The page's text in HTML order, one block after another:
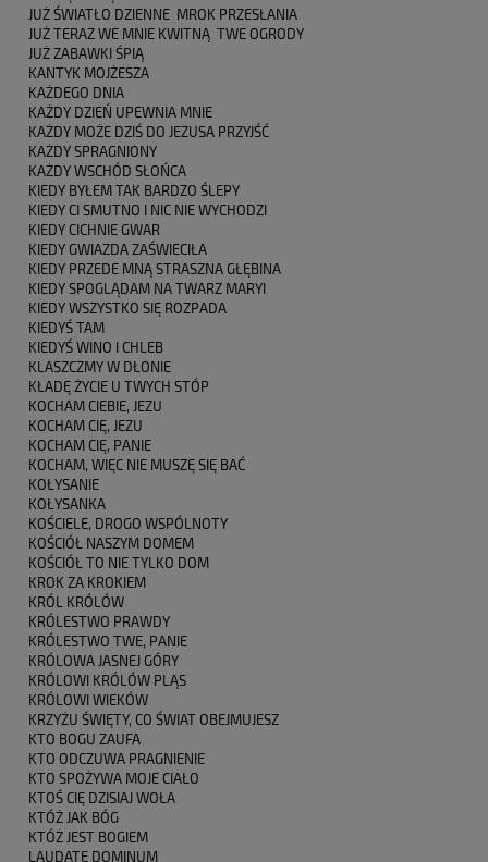
JUŻ ŚWIATŁO DZIENNE MROK PRZESŁANIA
JUŻ TERAZ WE MNIE KWITNĄ TWE OGRODY
JUŻ ZABAWKI ŚPIĄ
KANTYK MOJŻESZA
KAŻDEGO DNIA
KAŻDY DZIEŃ UPEWNIA MNIE
KAŻDY MOŻE DZIŚ DO JEZUSA PRZYJŚĆ
KAŻDY SPRAGNIONY
KAŻDY WSCHÓD SŁOŃCA
KIEDY BYŁEM TAK BARDZO ŚLEPY
KIEDY CI SMUTNO I NIC NIE WYCHODZI
KIEDY CICHNIE GWAR
KIEDY GWIAZDA ZAŚWIECIŁA
KIEDY PRZEDE MNĄ STRASZNA GŁĘBINA
KIEDY SPOGLĄDAM NA TWARZ MARYI
KIEDY WSZYSTKO SIĘ ROZPADA
KIEDYŚ TAM
KIEDYŚ WINO I CHLEB
KLASZCZMY W DŁONIE
KŁADĘ ŻYCIE U TWYCH STÓP
KOCHAM CIEBIE, JEZU
KOCHAM CIĘ, JEZU
KOCHAM CIĘ, PANIE
KOCHAM, WIĘC NIE MUSZĘ SIĘ BAĆ
KOŁYSANIE
KOŁYSANKA
KOŚCIELE, DROGO WSPÓLNOTY
KOŚCIÓŁ NASZYM DOMEM
KOŚCIÓŁ TO NIE TYLKO DOM
KROK ZA KROKIEM
KRÓL KRÓLÓW
KRÓLESTWO PRAWDY
KRÓLESTWO TWE, PANIE
KRÓLOWA JASNEJ GÓRY
KRÓLOWI KRÓLÓW PLĄS
KRÓLOWI WIEKÓW
KRZYŻU ŚWIĘTY, CO ŚWIAT OBEJMUJESZ
KTO BOGU ZAUFA
KTO ODCZUWA PRAGNIENIE
KTO SPOŻYWA MOJE CIAŁO
KTOŚ CIĘ DZISIAJ WOŁA
KTÓŻ JAK BÓG
KTÓŻ JEST BOGIEM
LAUDATE DOMINUM